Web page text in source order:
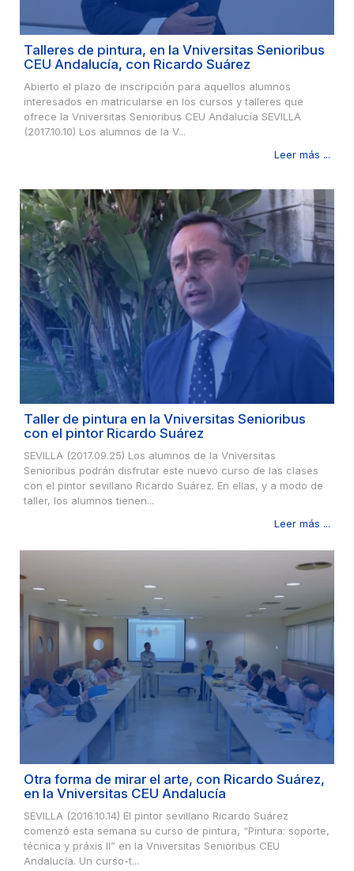
Talleres de pintura, en la Vniversitas Senioribus
CEU Andalucía, con Ricardo Suárez
Abierto el plazo de inscripción para aquellos alumnos
interesados en matricularse en los cursos y talleres que
ofrece la Vniversitas Senioribus CEU Andalucía SEVILLA
(2017.10.10) Los alumnos de la V...
Leer más ...
Taller de pintura en la Vniversitas Senioribus
con el pintor Ricardo Suárez
SEVILLA (2017.09.25) Los alumnos de la Vniversitas
Senioribus podrán disfrutar este nuevo curso de las clases
con el pintor sevillano Ricardo Suárez. En ellas, y a modo de
taller, los alumnos tienen...
Leer más ...
Otra forma de mirar el arte, con Ricardo Suárez,
en la Vniversitas CEU Andalucía
SEVILLA (2016.10.14) El pintor sevillano Ricardo Suárez
comenzó esta semana su curso de pintura, “Pintura: soporte,
técnica y práxis II” en la Vniversitas Senioribus CEU
Andalucía. Un curso-t...